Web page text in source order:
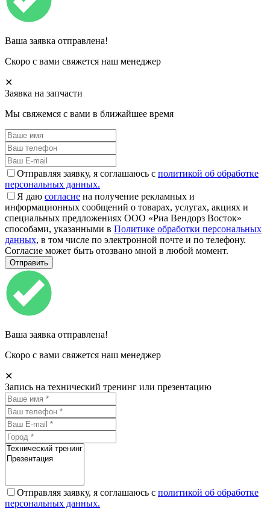
Ваша заявка отправлена!
Скоро с вами свяжется наш менеджер
✕
Заявка на запчасти
Мы свяжемся с вами в ближайшее время
Отправляя заявку, я соглашаюсь с политикой об обработке
персональных данных.
Я даю согласие на получение рекламных и
информационных сообщений о товарах, услугах, акциях и
специальных предложениях ООО «Риа Вендорз Восток»
способами, указанными в Политике обработки персональных
данных, в том числе по электронной почте и по телефону.
Согласие может быть отозвано мной в любой момент.
Ваша заявка отправлена!
Скоро с вами свяжется наш менеджер
✕
Запись на технический тренинг или презентацию
Отправляя заявку, я соглашаюсь с политикой об обработке
персональных данных.